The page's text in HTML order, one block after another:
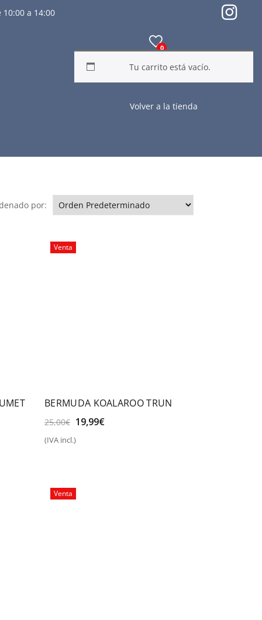
a 14:00
0
Tu carrito está vacío.
Volver a la tienda
por:
Venta
BERMUDA KOALAROO TRUN
25,00€ El
original
19,99€El
(IVA incl.)
Seleccionar opciones
Venta